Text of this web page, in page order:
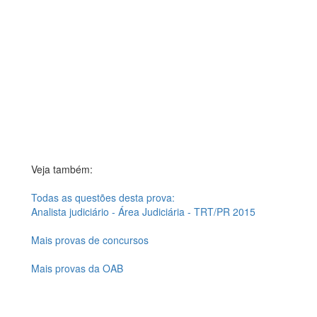
Veja também:
Todas as questões desta prova:
Analista judiciário - Área Judiciária - TRT/PR 2015
Mais provas de concursos
Mais provas da OAB